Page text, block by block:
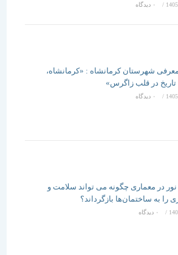
۰ دیدگاه
شهرستان کرمانشاه : «کرمانشاه،
قلب زاگرس»
۰ دیدگاه
چگونه می تواند سلامت و
ساختمان‌ها بازگرداند؟